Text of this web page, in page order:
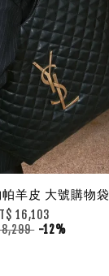
帕羊皮 大號購物袋
16,103
-12%